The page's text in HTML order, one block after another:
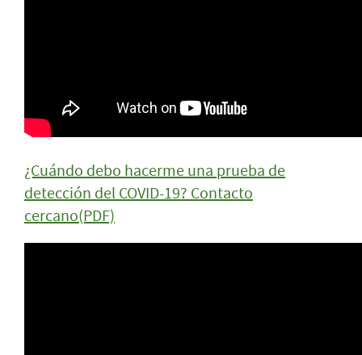
¿Cuándo debo hacerme una prueba de
detección del COVID-19? Contacto
cercano(PDF)